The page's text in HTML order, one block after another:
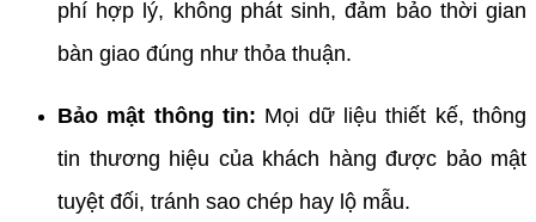
phí hợp lý, không phát sinh, đảm bảo thời gian
bàn giao đúng như thỏa thuận.
Bảo mật thông tin: Mọi dữ liệu thiết kế, thông
tin thương hiệu của khách hàng được bảo mật
tuyệt đối, tránh sao chép hay lộ mẫu.